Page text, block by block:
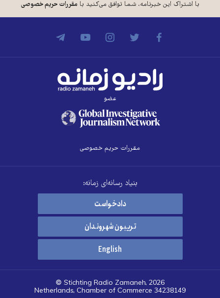
با اشتراک این خبرنامه، شما توافق می‌کنید با مقررات حریم خصوصی
عضو
مقررات حریم خصوصی
بنیاد رسانه‌ای زمانه:
دادخواست
تریبون شهروندان
English
© Stichting Radio Zamaneh, 2026
Netherlands, Chamber of Commerce 34238149